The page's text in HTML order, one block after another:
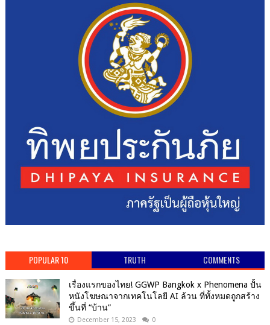
POPULAR 10 TRUTH COMMENTS
เรื่องแรกของไทย! GGWP Bangkok x Phenomena ปั้น
หนังโฆษณาจากเทคโนโลยี AI ล้วน ที่ทั้งหมดถูกสร้าง
ขึ้นที่ “บ้าน”
December 15, 2023 0